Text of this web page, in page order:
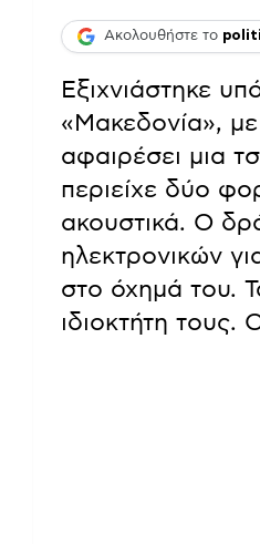
Ακολουθήστε το
Εξιχνιάστηκε
«Μακεδονία»,
αφαιρέσει μια
περιείχε δύο
ακουστικά. Ο
ηλεκτρονικών
στο όχημά του.
ιδιοκτήτη